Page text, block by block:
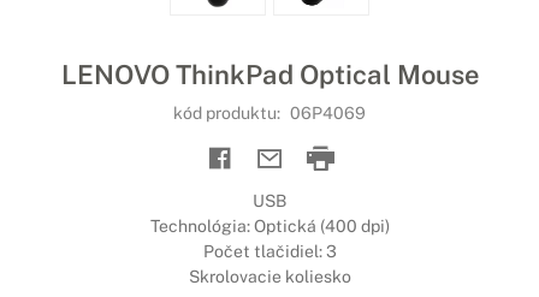
LENOVO ThinkPad Optical Mouse
kód produktu: 06P4069
USB
Technológia: Optická (400 dpi)
Počet tlačidiel: 3
Skrolovacie koliesko